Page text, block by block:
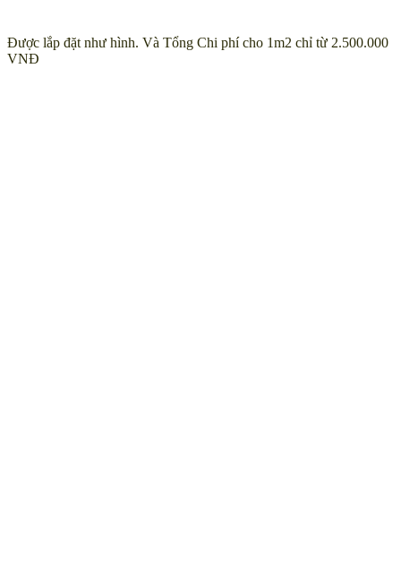
Được lắp đặt như hình. Và Tổng Chi phí cho 1m2 chỉ từ 2.500.000
VNĐ